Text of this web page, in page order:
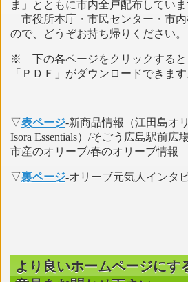
ま」とともに市内全戸配布していま
市役所本庁・市民センター・市
ので、どうぞお持ち帰りください。
※ 下の各ページをクリックすると
「ＰＤＦ」がダウンロードできます
▽表ページ-新商品情報（江田島オ
Isora Essentials）/そごう広
市産のオリーブ/春のオリーブ情報
▽裏ページ-オリーブ元気人インタ
より良いホームページにす